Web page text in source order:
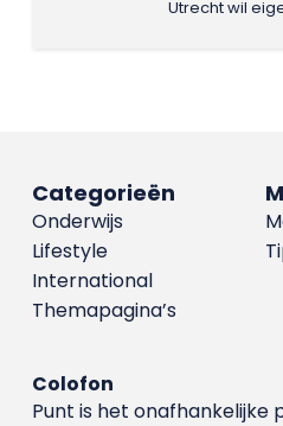
Utrecht wil
Categorieën
Onderwijs
Lifestyle
International
Themapagina’s
Colofon
Punt is het onafhankelijke